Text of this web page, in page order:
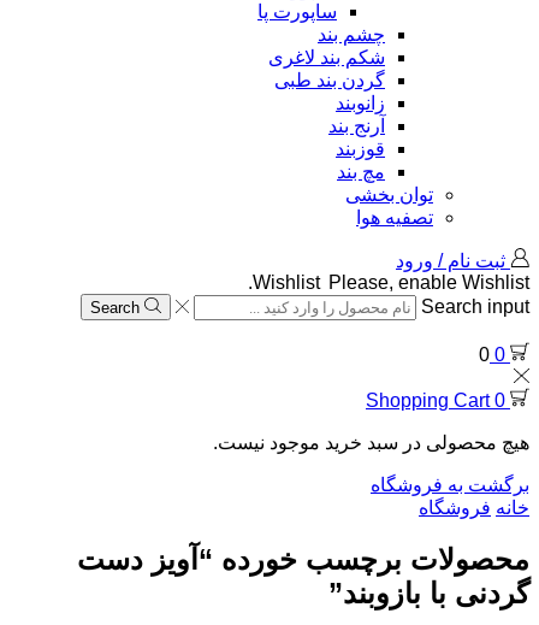
ساپورت پا
چشم بند
شکم بند لاغری
گردن بند طبی
زانوبند
آرنج بند
قوزبند
مچ بند
توان بخشی
تصفیه هوا
ثبت نام / ورود
Wishlist Please, enable Wishlist.
Search input
Search
0
0
0
Shopping Cart
هیچ محصولی در سبد خرید موجود نیست.
برگشت به فروشگاه
خانه فروشگاه
محصولات برچسب خورده “آویز دست
گردنی با بازوبند”